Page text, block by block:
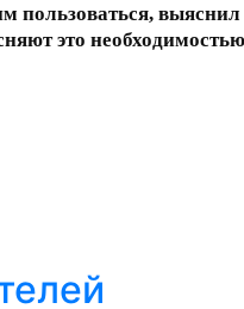
пользоваться, выяснил
это